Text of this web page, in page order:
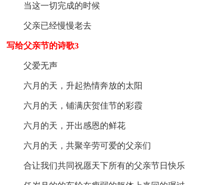
当这一切完成的时候
父亲已经慢慢老去
写给父亲节的诗歌3
父爱无声
六月的天，升起热情奔放的太阳
六月的天，铺满庆贺佳节的彩霞
六月的天，开出感恩的鲜花
六月的天，共聚辛劳可爱的父亲们
合让我们共同祝愿天下所有的父亲节日快乐